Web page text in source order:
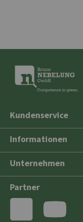
Kundenservice
Informationen
Unternehmen
Partner